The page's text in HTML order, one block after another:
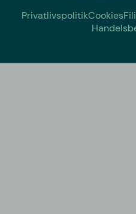
PrivatlivspolitikCookies